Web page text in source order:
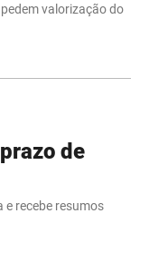
valorização do
de
e recebe resumos